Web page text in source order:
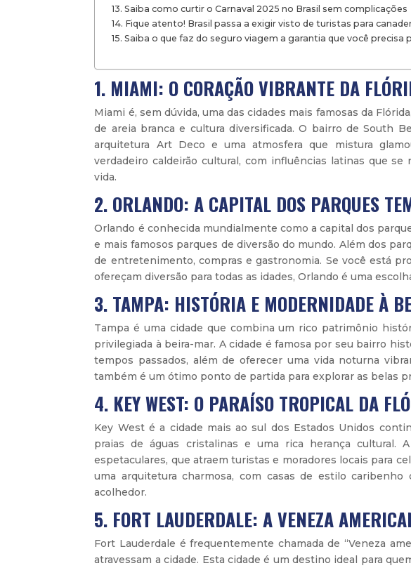
Saiba como curtir o Carnaval 2025 no Brasil sem complicações
Fique atento! Brasil passa a exigir visto de turistas para
Saiba o que faz do seguro viagem a garantia que você precisa
1. MIAMI: O CORAÇÃO VIBRANTE DA
Miami é, sem dúvida, uma das cidades mais famosas da
de areia branca e cultura diversificada. O bairro de South
arquitetura Art Deco e uma atmosfera que mistura
verdadeiro caldeirão cultural, com influências latinas que
vida.
2. ORLANDO: A CAPITAL DOS PARQUES
Orlando é conhecida mundialmente como a capital dos
e mais famosos parques de diversão do mundo. Além dos
de entretenimento, compras e gastronomia. Se você está
ofereçam diversão para todas as idades, Orlando é uma
3. TAMPA: HISTÓRIA E MODERNIDADE À
Tampa é uma cidade que combina um rico patrimônio
privilegiada à beira-mar. A cidade é famosa por seu bairro
tempos passados, além de oferecer uma vida noturna
também é um ótimo ponto de partida para explorar as belas
4. KEY WEST: O PARAÍSO TROPICAL DA
Key West é a cidade mais ao sul dos Estados Unidos
praias de águas cristalinas e uma rica herança cultural.
espetaculares, que atraem turistas e moradores locais para
uma arquitetura charmosa, com casas de estilo
acolhedor.
5. FORT LAUDERDALE: A VENEZA
Fort Lauderdale é frequentemente chamada de “Veneza
atravessam a cidade. Esta cidade é um destino ideal para